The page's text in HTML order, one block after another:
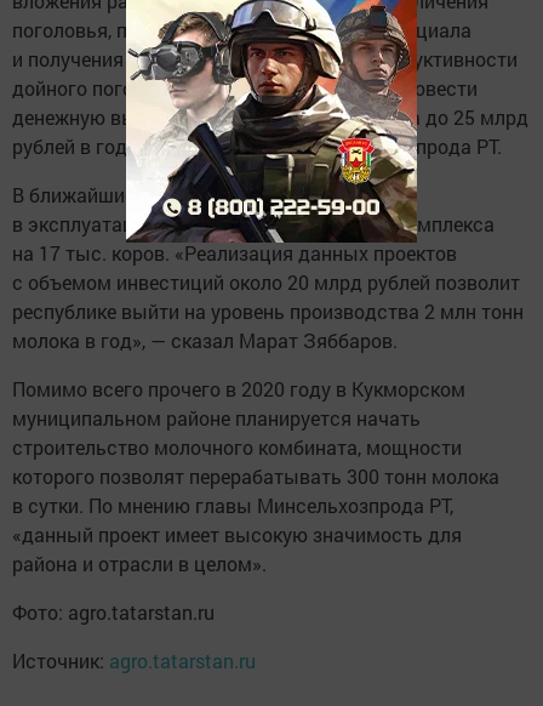
поголовья, повышения генетического потенциала
и получения эффекта в виде прироста продуктивности
дойного поголовья на 44%, что позволило довести
денежную выручку от производства молока до 25 млрд
рублей в год», — пояснил глава Минсельхозпрода РТ.
В ближайшие два года планируется ввести
в эксплуатацию еще 24 новых молочных комплекса
на 17 тыс. коров. «Реализация данных проектов
с объемом инвестиций около 20 млрд рублей позволит
республике выйти на уровень производства 2 млн тонн
молока в год», — сказал Марат Зяббаров.
Помимо всего прочего в 2020 году в Кукморском
муниципальном районе планируется начать
строительство молочного комбината, мощности
которого позволят перерабатывать 300 тонн молока
в сутки. По мнению главы Минсельхозпрода РТ,
«данный проект имеет высокую значимость для
района и отрасли в целом».
Фото: agro.tatarstan.ru
Источник: agro.tatarstan.ru